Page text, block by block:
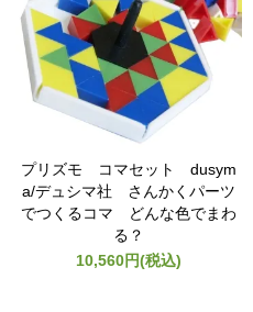
プリズモ コマセット dusym
a/デュシマ社 さんかくパーツ
でつくるコマ どんな色でまわ
る？
10,560円(税込)